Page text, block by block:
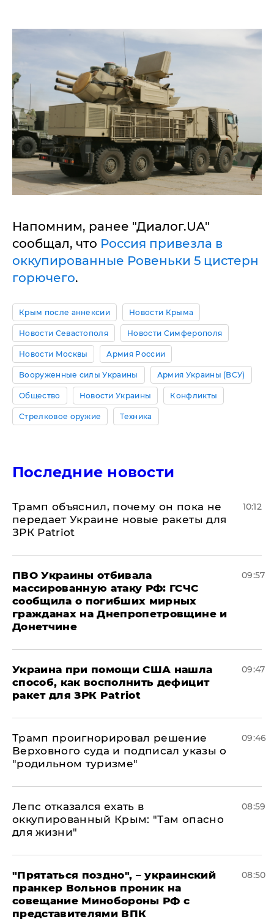
Напомним, ранее "Диалог.UA"
сообщал, что Россия привезла в
оккупированные Ровеньки 5 цистерн
горючего.
Крым после аннексии Новости Крыма
Новости Севастополя Новости Симферополя
Новости Москвы Армия России
Вооруженные силы Украины Армия Украины (ВСУ)
Общество Новости Украины Конфликты
Стрелковое оружие Техника
Последние новости
Трамп объяснил, почему он пока не
передает Украине новые ракеты для
ЗРК Patriot
10:12
ПВО Украины отбивала
массированную атаку РФ: ГСЧС
сообщила о погибших мирных
гражданах на Днепропетровщине и
Донетчине
09:57
Украина при помощи США нашла
способ, как восполнить дефицит
ракет для ЗРК Patriot
09:47
Трамп проигнорировал решение
Верховного суда и подписал указы о
"родильном туризме"
09:46
Лепс отказался ехать в
оккупированный Крым: "Там опасно
для жизни"
08:59
"Прятаться поздно", – украинский
пранкер Вольнов проник на
совещание Минобороны РФ с
представителями ВПК
08:50